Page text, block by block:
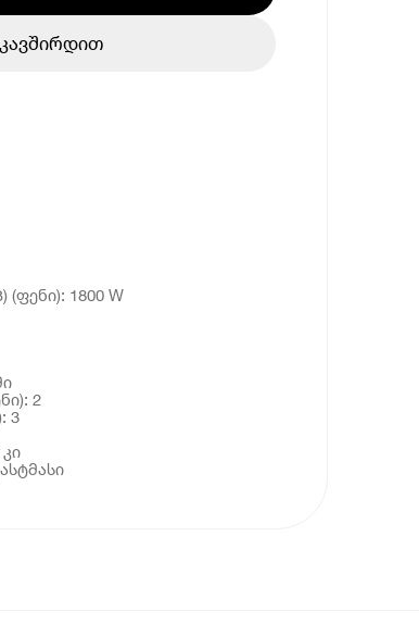
1800 W
2
3
კორპუსის მასალა (ფენი): პლასტმასი